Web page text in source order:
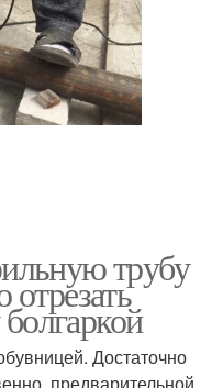
трубу
Достаточно
предварительной